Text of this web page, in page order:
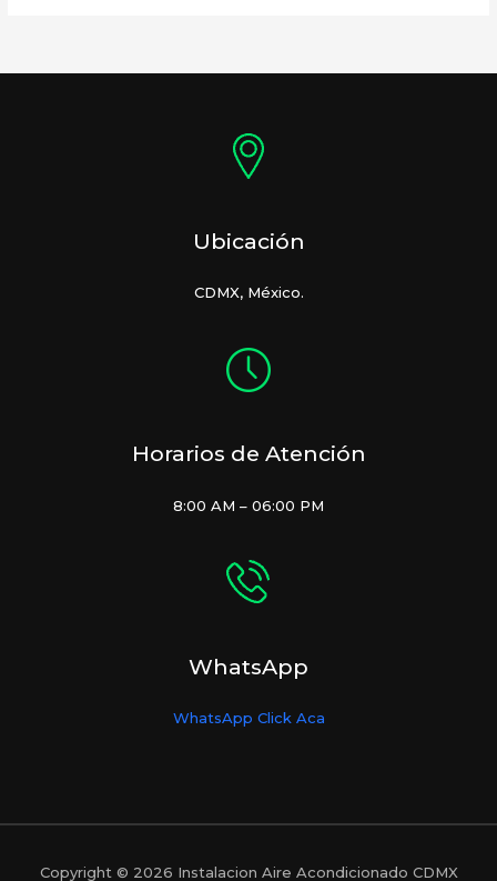
Ubicación
CDMX, México.
Horarios de Atención
8:00 AM – 06:00 PM
WhatsApp
WhatsApp Click Aca
Copyright © 2026 Instalacion Aire Acondicionado CDMX